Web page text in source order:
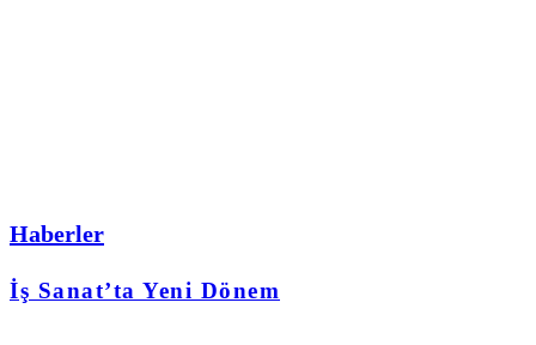
Haberler
İş Sanat’ta Yeni Dönem